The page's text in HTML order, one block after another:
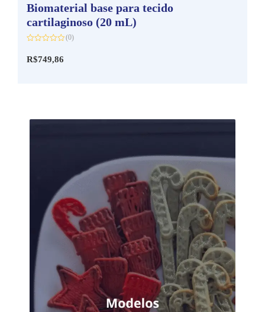
Biomaterial base para tecido
cartilaginoso (20 mL)
0
de
(0)
R$749,86